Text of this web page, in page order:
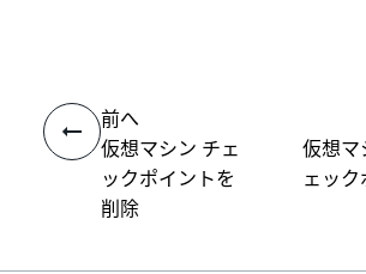
前へ
仮想マシン チェ
ックポイントを
削除
仮想マ
ェッ